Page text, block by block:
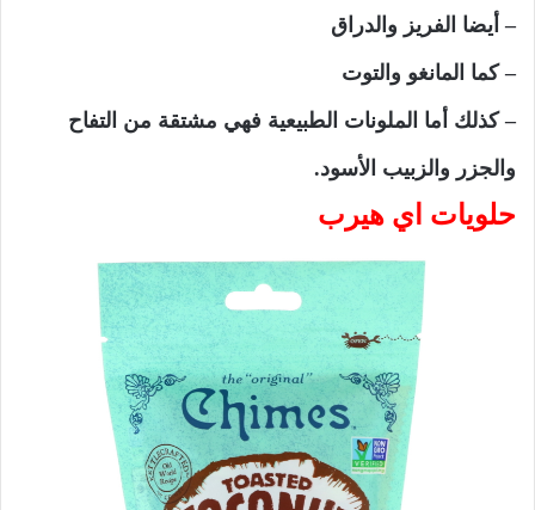
– أيضا الفريز والدراق
– كما المانغو والتوت
– كذلك أما الملونات الطبيعية فهي مشتقة من التفاح
والجزر والزبيب الأسود.
حلويات اي هيرب